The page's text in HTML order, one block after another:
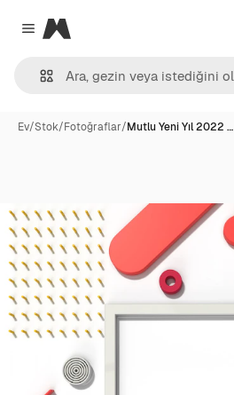
Close menu
Magnific
Ev/Stok/Fotoğraflar/Mutlu Yeni Yıl 2022 …